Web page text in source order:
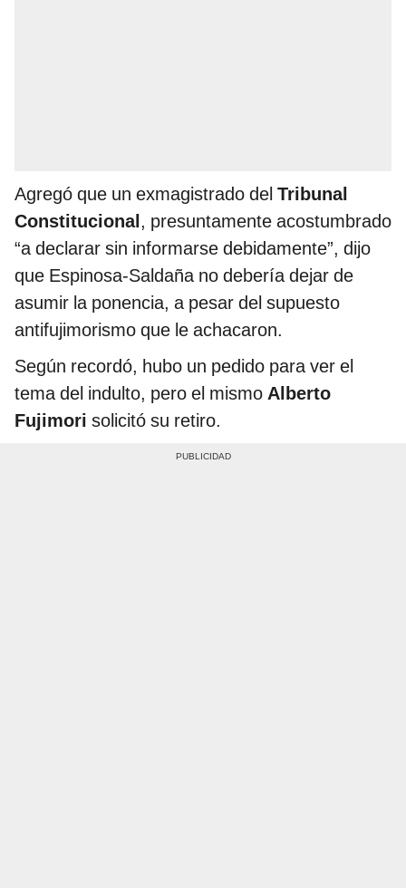
Agregó que un exmagistrado del Tribunal
Constitucional, presuntamente acostumbrado
“a declarar sin informarse debidamente”, dijo
que Espinosa-Saldaña no debería dejar de
asumir la ponencia, a pesar del supuesto
antifujimorismo que le achacaron.
Según recordó, hubo un pedido para ver el
tema del indulto, pero el mismo Alberto
Fujimori solicitó su retiro.